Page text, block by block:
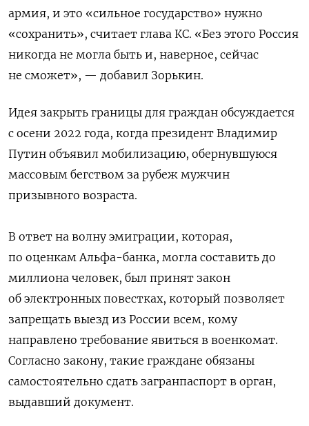
армия, и это «сильное государство» нужно
«сохранить», считает глава КС. «Без этого Россия
никогда не могла быть и, наверное, сейчас
не сможет», — добавил Зорькин.
Идея закрыть границы для граждан обсуждается
с осени 2022 года, когда президент Владимир
Путин объявил мобилизацию, обернувшуюся
массовым бегством за рубеж мужчин
призывного возраста.
В ответ на волну эмиграции, которая,
по оценкам Альфа-банка, могла составить до
миллиона человек, был принят закон
об электронных повестках, который позволяет
запрещать выезд из России всем, кому
направлено требование явиться в военкомат.
Согласно закону, такие граждане обязаны
самостоятельно сдать загранпаспорт в орган,
выдавший документ.